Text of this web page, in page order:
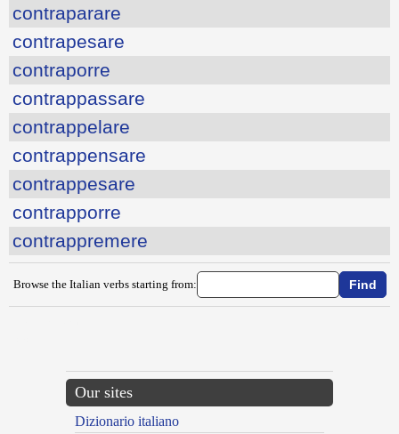
contraparare
contrapesare
contraporre
contrappassare
contrappelare
contrappensare
contrappesare
contrapporre
contrappremere
Browse the Italian verbs starting from:
Our sites
Dizionario italiano